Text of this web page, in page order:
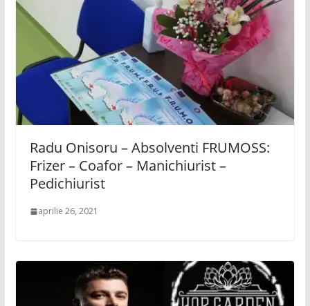
Radu Onisoru – Absolventi FRUMOSS:
Frizer – Coafor – Manichiurist –
Pedichiurist
aprilie 26, 2021